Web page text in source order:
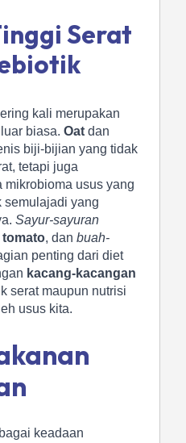
Serat
kali merupakan
biasa. Oat dan
biji-bijian yang tidak
tetapi juga
mikrobioma usus yang
semulajadi yang
Sayur-sayuran
tomato, dan buah-
penting dari diet
kacang-kacangan
serat maupun nutrisi
usus kita.
keadaan